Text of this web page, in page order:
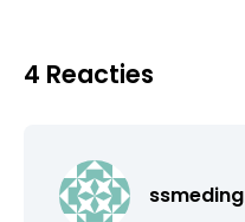
4 Reacties
ssmeding